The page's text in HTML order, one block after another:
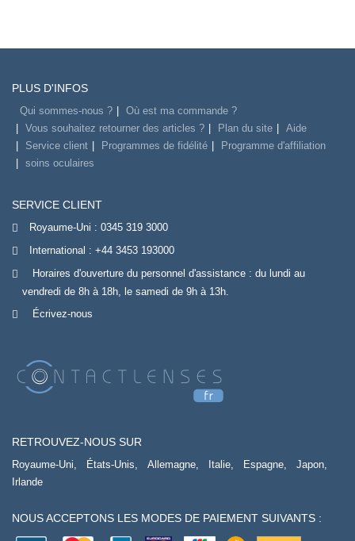
PLUS D'INFOS
Qui sommes-nous ?
Où est ma commande ?
Vous souhaitez retourner des articles ?
Plan du site
Aide
Service client
Programmes de fidélité
Programme d'affiliation
soins oculaires
SERVICE CLIENT
Royaume-Uni : 0345 319 3000
International : +44 3453 193000
Horaires d'ouverture du personnel d'assistance : du lundi au
vendredi de 8h à 18h, le samedi de 9h à 13h.
Écrivez-nous
RETROUVEZ-NOUS SUR
Royaume-Uni, États-Unis, Allemagne, Italie, Espagne,
Japon,
Irlande
NOUS ACCEPTONS LES MODES DE PAIEMENT SUIVANTS :